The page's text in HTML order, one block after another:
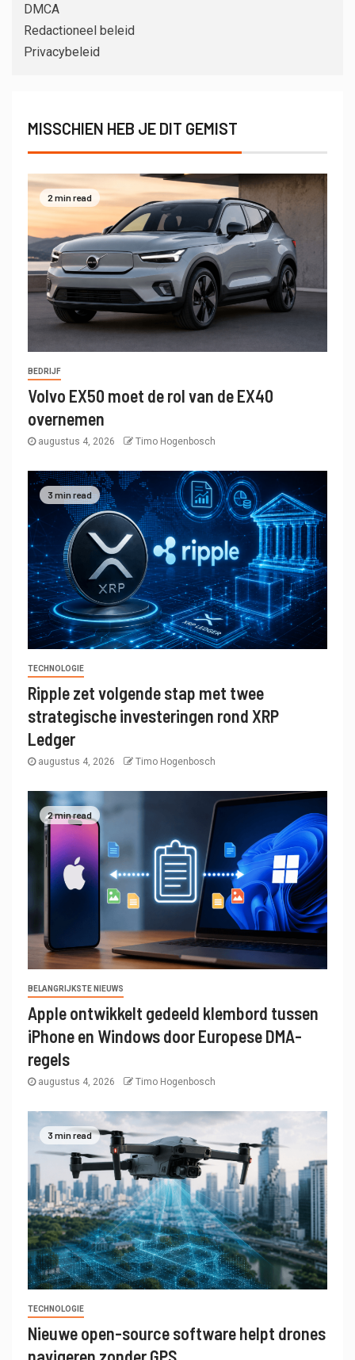
DMCA
Redactioneel beleid
Privacybeleid
MISSCHIEN HEB JE DIT GEMIST
2 min read
BEDRIJF
Volvo EX50 moet de rol van de EX40
overnemen
augustus 4, 2026 Timo Hogenbosch
3 min read
TECHNOLOGIE
Ripple zet volgende stap met twee
strategische investeringen rond XRP
Ledger
augustus 4, 2026 Timo Hogenbosch
2 min read
BELANGRIJKSTE NIEUWS
Apple ontwikkelt gedeeld klembord tussen
iPhone en Windows door Europese DMA-
regels
augustus 4, 2026 Timo Hogenbosch
3 min read
TECHNOLOGIE
Nieuwe open-source software helpt drones